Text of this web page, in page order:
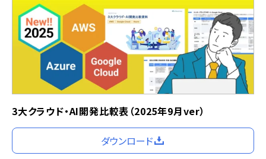
3大クラウド・AI開発比較表（2025年9月ver）
ダウンロード